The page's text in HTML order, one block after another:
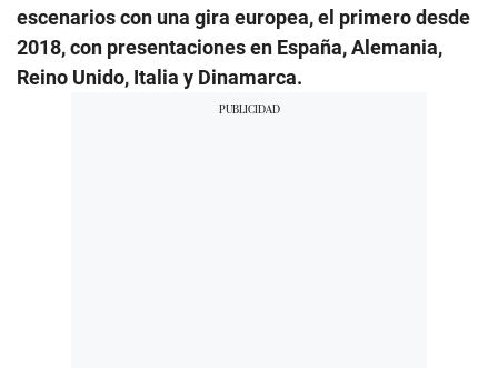
escenarios con una gira europea, el primero desde
2018, con presentaciones en España, Alemania,
Reino Unido, Italia y Dinamarca.